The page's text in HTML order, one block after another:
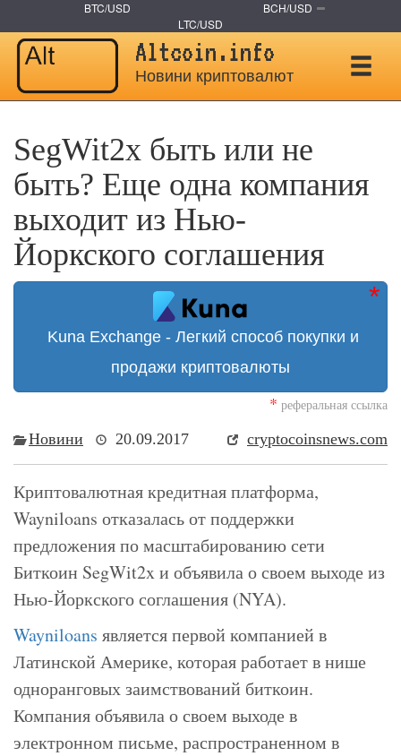
BTC/USD
BCH/USD
LTC/USD
Altcoin.info
Новини криптовалют
SegWit2x быть или не
быть? Еще одна компания
выходит из Нью-
Йоркского соглашения
Kuna Exchange - Легкий способ покупки и
продажи криптовалюты
* реферальная ссылка
Новини 20.09.2017 cryptocoinsnews.com
Криптовалютная кредитная платформа,
Wayniloans отказалась от поддержки
предложения по масштабированию сети
Биткоин SegWit2x и объявила о своем выходе из
Нью-Йоркского соглашения (NYA).
Wayniloans является первой компанией в
Латинской Америке, которая работает в нише
одноранговых заимствований биткоин.
Компания объявила о своем выходе в
электронном письме, распространенном в